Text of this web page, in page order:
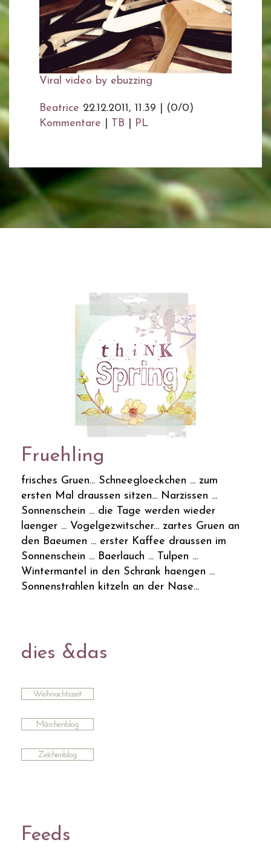
Viral video by ebuzzing
Beatrice 22.12.2011, 11.39
(0/0)
Kommentare
TB PL
Fruehling
frisches Gruen... Schneegloeckchen ... zum
ersten Mal draussen sitzen... Narzissen ...
Sonnenschein ... die Tage werden wieder
laenger ... Vogelgezwitscher... zartes Gruen an
den Baeumen ... erster Kaffee draussen im
Sonnenschein ... Baerlauch ... Tulpen ...
Wintermantel in den Schrank haengen ...
Sonnenstrahlen kitzeln an der Nase...
dies &das
Feeds